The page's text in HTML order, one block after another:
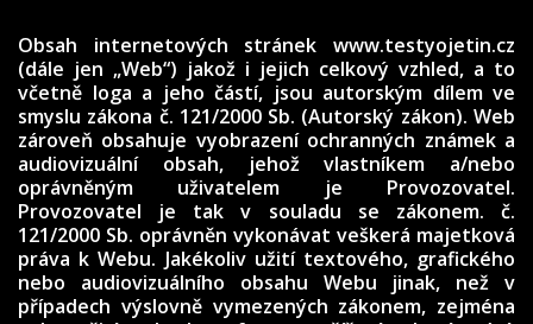
Obsah internetových stránek www.testyojetin.cz
(dále jen „Web“) jakož i jejich celkový vzhled, a to
včetně loga a jeho částí, jsou autorským dílem ve
smyslu zákona č. 121/2000 Sb. (Autorský zákon). Web
zároveň obsahuje vyobrazení ochranných známek a
audiovizuální obsah, jehož vlastníkem a/nebo
oprávněným uživatelem je Provozovatel.
Provozovatel je tak v souladu se zákonem. č.
121/2000 Sb. oprávněn vykonávat veškerá majetková
práva k Webu. Jakékoliv užití textového, grafického
nebo audiovizuálního obsahu Webu jinak, než v
případech výslovně vymezených zákonem, zejména